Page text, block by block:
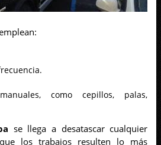
como cepillos, palas,
se llega a desatascar cualquier
los trabajos resulten lo más